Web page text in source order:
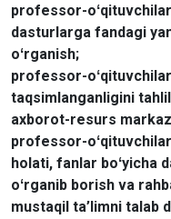
professor-
dasturlarga fandagi
oʻrganish;
professor-
taqsimlanganligini
axborot-resurs
professor-
holati, fanlar boʻyicha
oʻrganib borish va
mustaqil ta’limni talab